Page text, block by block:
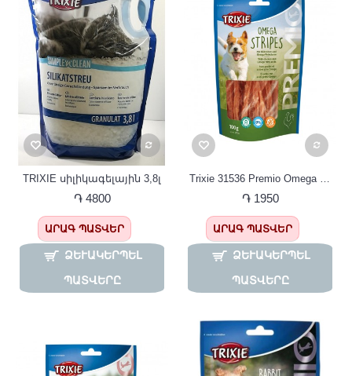
TRIXIE սիլիկագելային 3,8լ
֏ 4800
ԱՐԱԳ ՊԱՏՎԵՐ
ՁԵՒԱԿԵՐՊԵԼ Պ
ԱՏՎԵՐԸ
֏ 1950
ԱՐԱԳ ՊԱՏՎԵՐ
ՁԵՒԱԿԵՐՊԵԼ Պ
ԱՏՎԵՐԸ